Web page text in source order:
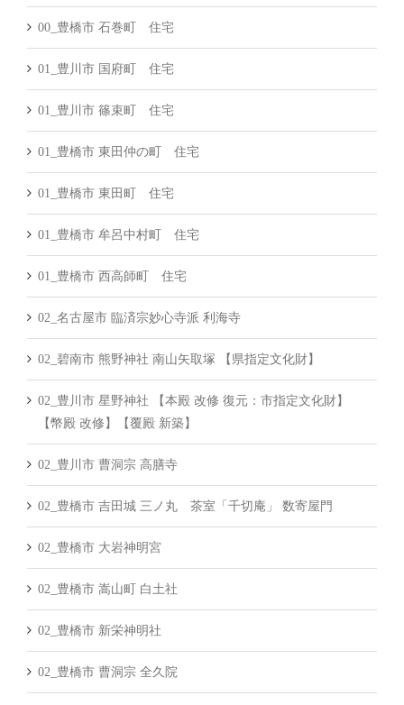
00_豊橋市 石巻町 住宅
01_豊川市 国府町 住宅
01_豊川市 篠束町 住宅
01_豊橋市 東田仲の町 住宅
01_豊橋市 東田町 住宅
01_豊橋市 牟呂中村町 住宅
01_豊橋市 西高師町 住宅
02_名古屋市 臨済宗妙心寺派 利海寺
02_碧南市 熊野神社 南山矢取塚 【県指定文化財】
02_豊川市 星野神社 【本殿 改修 復元：市指定文化財】
【幣殿 改修】【覆殿 新築】
02_豊川市 曹洞宗 高膳寺
02_豊橋市 吉田城 三ノ丸 茶室「千切庵」 数寄屋門
02_豊橋市 大岩神明宮
02_豊橋市 嵩山町 白土社
02_豊橋市 新栄神明社
02_豊橋市 曹洞宗 全久院